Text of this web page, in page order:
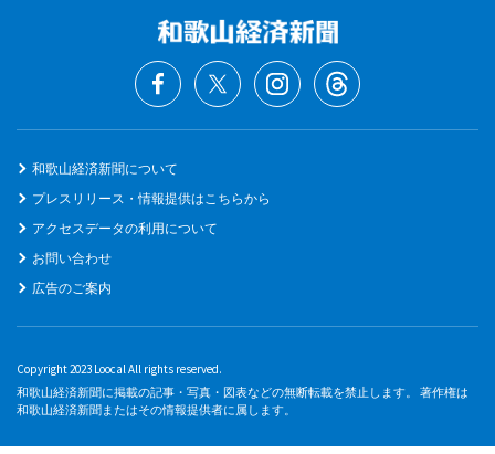
和歌山経済新聞について
プレスリリース・情報提供はこちらから
アクセスデータの利用について
お問い合わせ
広告のご案内
Copyright 2023 Loocal All rights reserved.
和歌山経済新聞に掲載の記事・写真・図表などの無断転載を禁止します。 著作権は
和歌山経済新聞またはその情報提供者に属します。